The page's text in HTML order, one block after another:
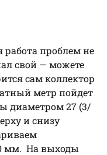
проблем не
свой — можете
сам коллектор
метр пойдет
диаметром 27 (3/
и снизу
мм. На выходы